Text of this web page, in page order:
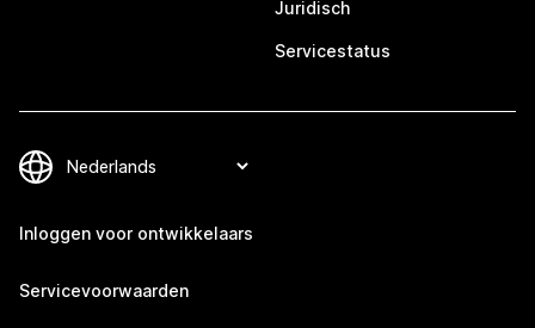
Juridisch
Servicestatus
Inloggen voor ontwikkelaars
Servicevoorwaarden